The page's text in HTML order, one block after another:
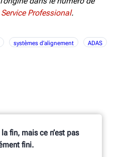
Professional.
systèmes d’alignement ADAS
fin, mais ce n’est pas
fini.